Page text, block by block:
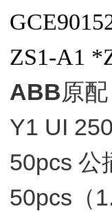
ZS1-A1
ABB原
Y1 UI
50pcs 公
50pcs（